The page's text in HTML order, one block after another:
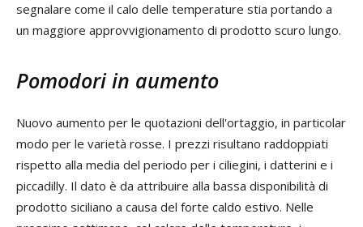
segnalare come il calo delle temperature stia portando a
un maggiore approvvigionamento di prodotto scuro lungo.
Pomodori in aumento
Nuovo aumento per le quotazioni dell'ortaggio, in particolar
modo per le varietà rosse. I prezzi risultano raddoppiati
rispetto alla media del periodo per i ciliegini, i datterini e i
piccadilly. Il dato è da attribuire alla bassa disponibilità di
prodotto siciliano a causa del forte caldo estivo. Nelle